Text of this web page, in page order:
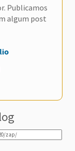
Publicamos
algum post